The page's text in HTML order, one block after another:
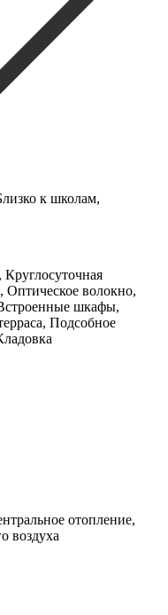
к школам,
Оптическое волокно,
шкафы,
Подсобное
отопление,
воздуха